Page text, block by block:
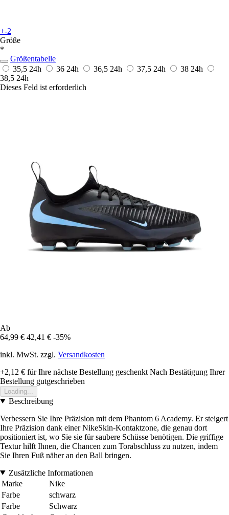
+-2
Größe
*
Größentabelle
35,5 24h 36 24h 36,5 24h 37,5 24h 38 24h
38,5 24h
Dieses Feld ist erforderlich
Ab
64,99 € 42,41 € -35%
inkl. MwSt. zzgl. Versandkosten
+2,12 € für Ihre nächste Bestellung geschenkt Nach Bestätigung Ihrer
Bestellung gutgeschrieben
Loading...
Beschreibung
Verbessern Sie Ihre Präzision mit dem Phantom 6 Academy. Er steigert
Ihre Präzision dank einer NikeSkin-Kontaktzone, die genau dort
positioniert ist, wo Sie sie für saubere Schüsse benötigen. Die griffige
Textur hilft Ihnen, die Chancen zum Torabschluss zu nutzen, indem
Sie Ihren Fuß näher an den Ball bringen.
Zusätzliche Informationen
Marke
Nike
Farbe
schwarz
Farbe
Schwarz